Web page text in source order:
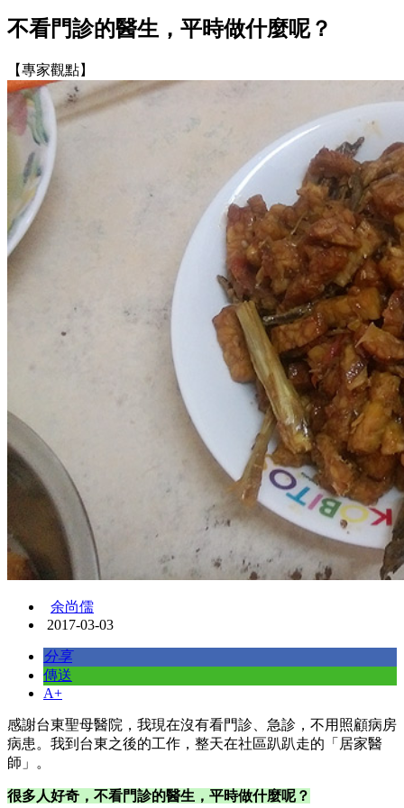
不看門診的醫生，平時做什麼呢？
【專家觀點】
余尚儒
2017-03-03
分享
傳送
A+
感謝台東聖母醫院，我現在沒有看門診、急診，不用照顧病房
病患。我到台東之後的工作，整天在社區趴趴走的「居家醫
師」。
很多人好奇，不看門診的醫生，平時做什麼呢？